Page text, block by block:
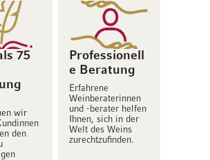
75
wir
den
Professionell
e Beratung
Erfahrene
Weinberaterinnen
und -berater helfen
Ihnen, sich in der
Welt des Weins
zurechtzufinden.